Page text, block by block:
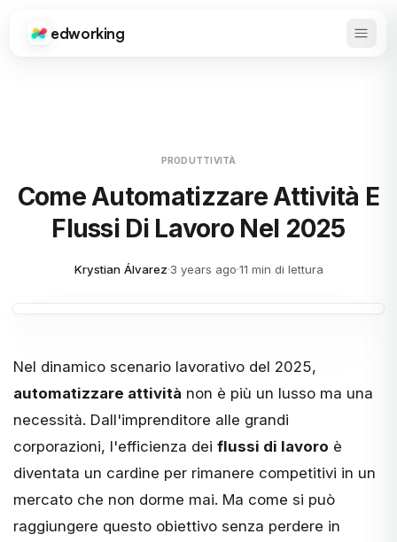
Edworking
edworking Apri
PRODUTTIVITÀ
Come Automatizzare Attività E
Flussi Di Lavoro Nel 2025
Krystian Álvarez·3 years ago·11 min di lettura
Nel dinamico scenario lavorativo del 2025,
automatizzare attività non è più un lusso ma una
necessità. Dall'imprenditore alle grandi
corporazioni, l'efficienza dei flussi di lavoro è
diventata un cardine per rimanere competitivi in un
mercato che non dorme mai. Ma come si può
raggiungere questo obiettivo senza perdere in